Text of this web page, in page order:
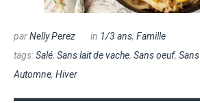
parNelly Perez in 1/3 ans, Famille
tags:Salé, Sans lait de vache, Sans oeuf,
Automne, Hiver